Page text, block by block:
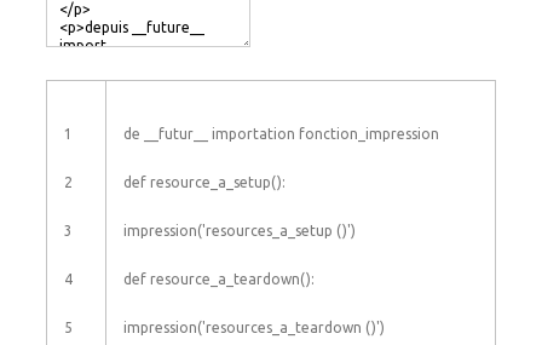
1
2
3
4
5
de __futur__ importation fonction_impression
def resource_a_setup():
impression('resources_a_setup ()')
def resource_a_teardown():
impression('resources_a_teardown ()')